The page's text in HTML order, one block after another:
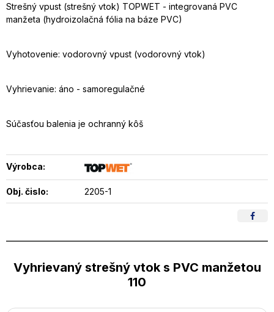
Strešný vpust (strešný vtok) TOPWET - integrovaná PVC
manžeta (hydroizolačná fólia na báze PVC)
Vyhotovenie: vodorovný vpust (vodorovný vtok)
Vyhrievanie: áno - samoregulačné
Súčasťou balenia je ochranný kôš
Výrobca:
Obj. čislo: 2205-1
Vyhrievaný strešný vtok s PVC manžetou
110